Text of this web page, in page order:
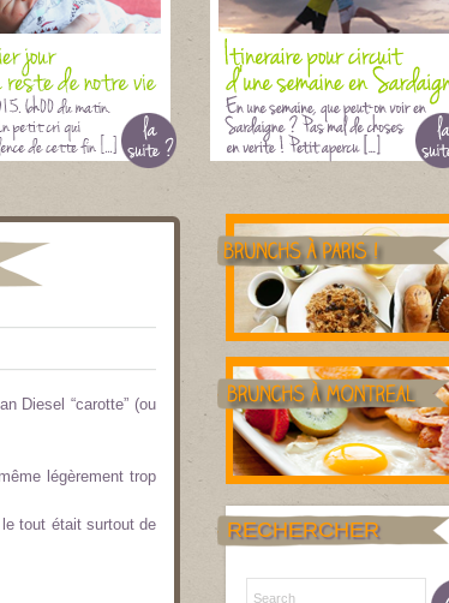
Diesel “carotte” (ou
légèrement trop
tout était surtout de
RECHERCHER